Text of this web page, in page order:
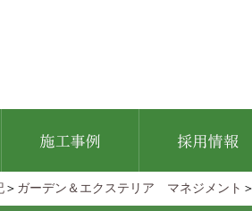
＞ ガーデン＆エクステリア マネジメント